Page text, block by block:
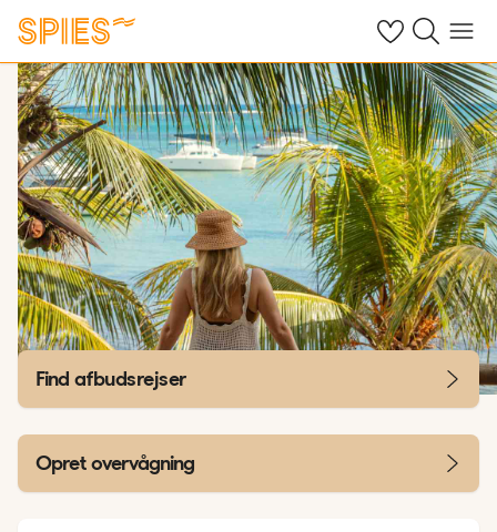
Se dine gemte
Søg påMenu
Find afbudsrejser
Opret overvågning